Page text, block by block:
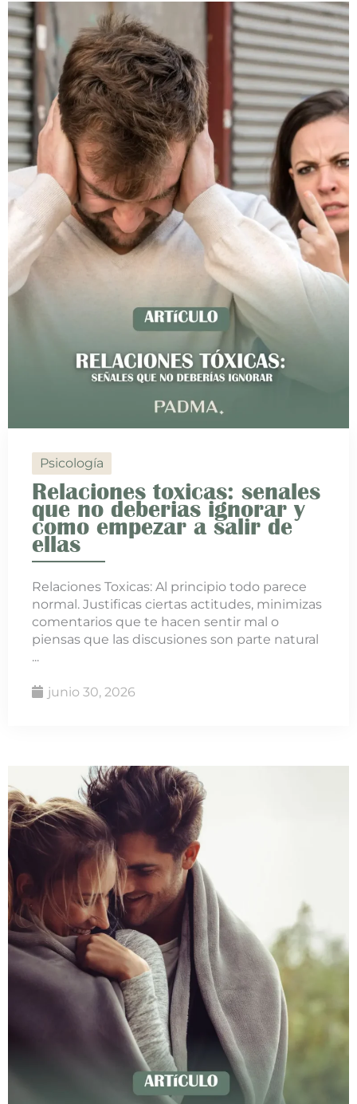
Psicología
Relaciones toxicas: senales
que no deberias ignorar y
como empezar a salir de
ellas
Relaciones Toxicas: Al principio todo parece
normal. Justificas ciertas actitudes, minimizas
comentarios que te hacen sentir mal o
piensas que las discusiones son parte natural
...
junio 30, 2026